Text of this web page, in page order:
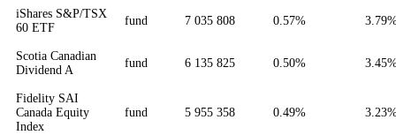
iShares S&P/TSX
60 ETF
fund 7 035 808 0.57%
Scotia Canadian
Dividend A
fund 6 135 825 0.50%
Fidelity SAI
Canada Equity
Index
fund 5 955 358 0.49%